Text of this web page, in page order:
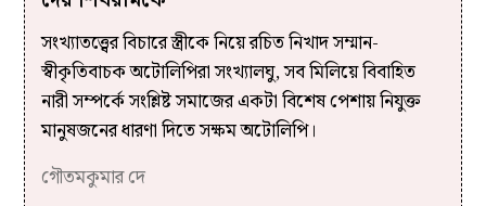
সংখ্যাতত্ত্বের বিচারে স্ত্রীকে নিয়ে রচিত নিখাদ সম্মান-
স্বীকৃতিবাচক অটোলিপিরা সংখ্যালঘু, সব মিলিয়ে বিবাহিত
নারী সম্পর্কে সংশ্লিষ্ট সমাজের একটা বিশেষ পেশায় নিযুক্ত
মানুষজনের ধারণা দিতে সক্ষম অটোলিপি।
গৌতমকুমার দে